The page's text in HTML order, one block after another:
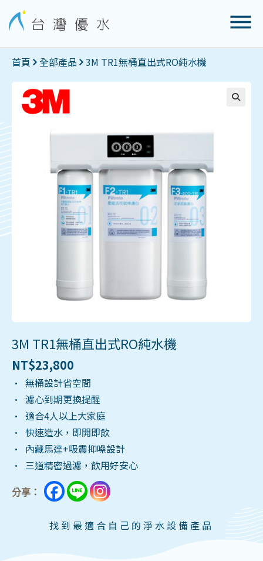
首頁 全部產品 3M TR1無桶直出式RO純水機
3M TR1無桶直出式RO純水機
NT$23,800
• 無桶設計省空間
• 濾心到期更換提醒
• 適合4人以上大家庭
• 快速造水，即開即飲
• 內藏馬達+吸震抑噪設計
• 三道精密過濾，飲用好安心
分享：
找到最適合自己的淨水設備產品